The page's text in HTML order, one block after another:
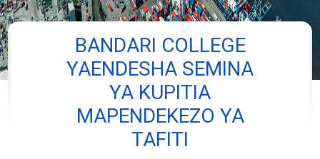
BANDARI COLLEGE
YAENDESHA SEMINA
YA KUPITIA
MAPENDEKEZO YA
TAFITI